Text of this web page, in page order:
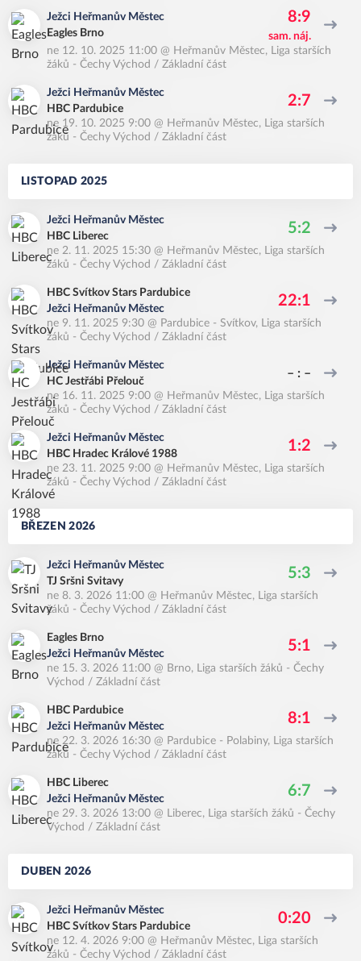
Ježci Heřmanův Městec
Eagles Brno
8:9
sam. náj.
ne 12. 10. 2025 11:00 @ Heřmanův Městec, Liga starších
žáků - Čechy Východ / Základní část
Ježci Heřmanův Městec
HBC Pardubice
2:7
ne 19. 10. 2025 9:00 @ Heřmanův Městec, Liga starších
žáků - Čechy Východ / Základní část
LISTOPAD 2025
Ježci Heřmanův Městec
HBC Liberec
5:2
ne 2. 11. 2025 15:30 @ Heřmanův Městec, Liga starších
žáků - Čechy Východ / Základní část
HBC Svítkov Stars Pardubice
Ježci Heřmanův Městec
22:1
ne 9. 11. 2025 9:30 @ Pardubice - Svítkov, Liga starších
žáků - Čechy Východ / Základní část
Ježci Heřmanův Městec
HC Jestřábi Přelouč
– : –
ne 16. 11. 2025 9:00 @ Heřmanův Městec, Liga starších
žáků - Čechy Východ / Základní část
Ježci Heřmanův Městec
HBC Hradec Králové 1988
1:2
ne 23. 11. 2025 9:00 @ Heřmanův Městec, Liga starších
žáků - Čechy Východ / Základní část
BŘEZEN 2026
Ježci Heřmanův Městec
TJ Sršni Svitavy
5:3
ne 8. 3. 2026 11:00 @ Heřmanův Městec, Liga starších
žáků - Čechy Východ / Základní část
Eagles Brno
Ježci Heřmanův Městec
5:1
ne 15. 3. 2026 11:00 @ Brno, Liga starších žáků - Čechy
Východ / Základní část
HBC Pardubice
Ježci Heřmanův Městec
8:1
ne 22. 3. 2026 16:30 @ Pardubice - Polabiny, Liga starších
žáků - Čechy Východ / Základní část
HBC Liberec
Ježci Heřmanův Městec
6:7
ne 29. 3. 2026 13:00 @ Liberec, Liga starších žáků - Čechy
Východ / Základní část
DUBEN 2026
Ježci Heřmanův Městec
HBC Svítkov Stars Pardubice
0:20
ne 12. 4. 2026 9:00 @ Heřmanův Městec, Liga starších
žáků - Čechy Východ / Základní část